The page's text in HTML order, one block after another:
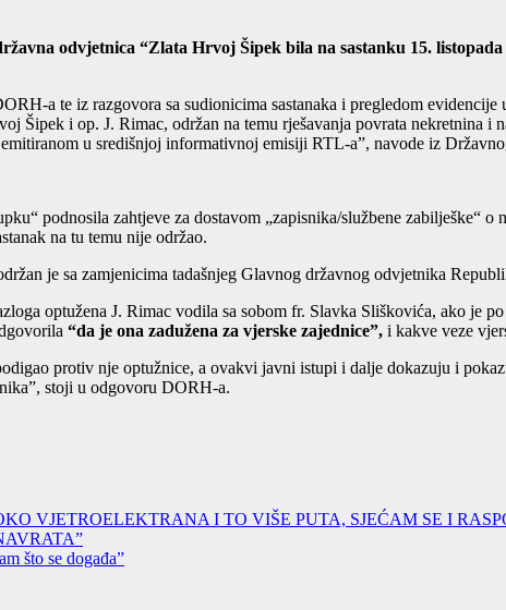
odvjetnica “Zlata Hrvoj Šipek bila na sastanku 15.
a te iz razgovora sa sudionicima sastanaka i pregledom
Šipek i op. J. Rimac, održan na temu rješavanja povrata nekretnina i
u središnjoj informativnoj emisiji RTL-a”, navode iz
podnosila zahtjeve za dostavom „zapisnika/službene zabilješke“
na tu temu nije održao.
je sa zamjenicima tadašnjeg Glavnog državnog odvjetnika
optužena J. Rimac vodila sa sobom fr. Slavka Sliškovića, ako je
“da je ona zadužena za vjerske zajednice”, i kakve veze
protiv nje optužnice, a ovakvi javni istupi i dalje dokazuju i
stoji u odgovoru DORH-a.
VJETROELEKTRANA I TO VIŠE PUTA, SJEĆAM SE I
što se događa”